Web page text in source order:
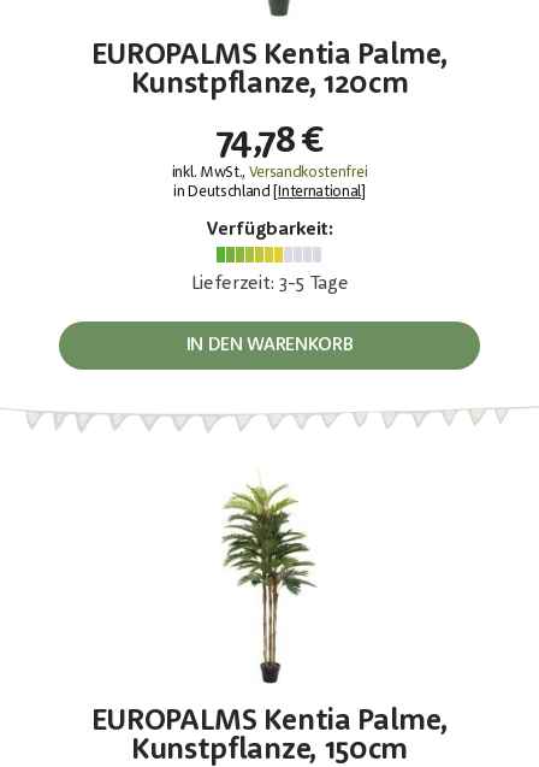
EUROPALMS Kentia Palme,
Kunstpflanze, 120cm
74,78 €
inkl. MwSt., Versandkostenfrei
in Deutschland [
International
Verfügbarkeit:
Lieferzeit: 3-5 Tage
IN DEN WARENKORB
EUROPALMS Kentia Palme,
Kunstpflanze, 150cm